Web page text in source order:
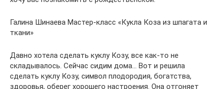
Галина Шинаева Мастер-класс «Кукла Коза из шпагата и
ткани»
Давно хотела сделать куклу Козу, все как-то не
складывалось. Сейчас сидим дома… Вот и решила
сделать куклу Козу, символ плодородия, богатства,
здоровья, оберег хорошего настроения. Она отгоняет